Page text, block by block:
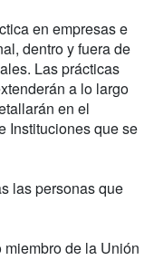
en empresas e
dentro y fuera de
Las prácticas
a lo largo
en el
Instituciones que se
las personas que
miembro de la Unión